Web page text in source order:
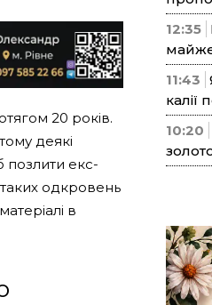
20 років.
деякі
екс-
одкровень
в
12:35
11:43
10:20